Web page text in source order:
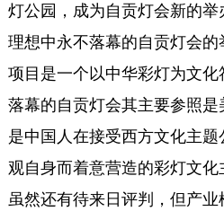
灯公园，成为自贡灯会新的举
理想中永不落幕的自贡灯会
项目是一个以中华彩灯为文
落幕的自贡灯会其主要参照
是中国人在接受西方文化主
观自身而着意营造的彩灯文
虽然还有待来日评判，但产